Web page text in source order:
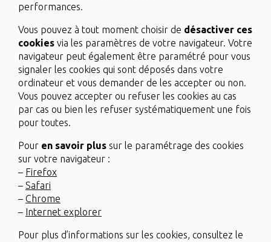
performances.
Vous pouvez à tout moment choisir de désactiver ces
cookies via les paramètres de votre navigateur. Votre
navigateur peut également être paramétré pour vous
signaler les cookies qui sont déposés dans votre
ordinateur et vous demander de les accepter ou non.
Vous pouvez accepter ou refuser les cookies au cas
par cas ou bien les refuser systématiquement une fois
pour toutes.
Pour en savoir plus sur le paramétrage des cookies
sur votre navigateur :
– Firefox
– Safari
– Chrome
– Internet explorer
Pour plus d’informations sur les cookies, consultez le